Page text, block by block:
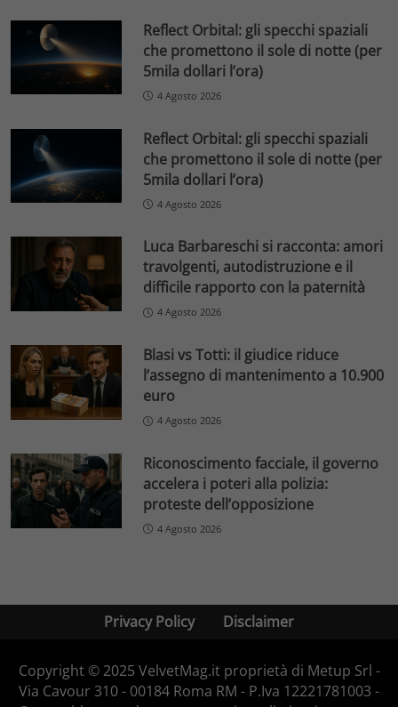
Reflect Orbital: gli specchi spaziali
che promettono il sole di notte (per
5mila dollari l’ora)
4 Agosto 2026
Reflect Orbital: gli specchi spaziali
che promettono il sole di notte (per
5mila dollari l’ora)
4 Agosto 2026
Luca Barbareschi si racconta: amori
travolgenti, autodistruzione e il
difficile rapporto con la paternità
4 Agosto 2026
Blasi vs Totti: il giudice riduce
l’assegno di mantenimento a 10.900
euro
4 Agosto 2026
Riconoscimento facciale, il governo
accelera i poteri alla polizia:
proteste dell’opposizione
4 Agosto 2026
Privacy Policy Disclaimer
Copyright © 2025 VelvetMag.it proprietà di Metup Srl -
Via Cavour 310 - 00184 Roma RM - P.Iva 12221781003 -